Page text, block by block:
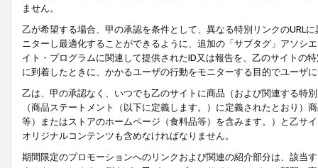
ません。
乙が希望する場合、甲の承認を条件として、異なる特別リンクのURL
ニターし最適化することができるように、追加の「サブタグ」アソシ
イト・プログラムに関連して提供されたID又は報告を、乙のサイトの
に到着したときに、かかるユーザの行動をモニターする目的でユーザ
乙は、甲の承認なく、いつでも乙のサイトに商品（および関連する特
（商品ステートメント（以下に定義します。）に定義されたとおり
等）またはストアのホームページ（食料品等）を含みます。）と乙サ
オリジナルコンテンツも含めなければなりません。
期間限定のプロモーションへのリンクおよび関連の紹介部分は、該当